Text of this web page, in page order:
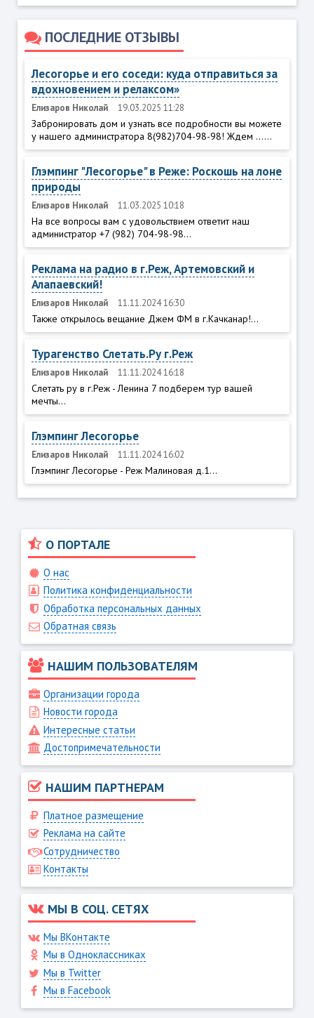
ПОСЛЕДНИЕ ОТЗЫВЫ
Лесогорье и его соседи: куда отправиться за
вдохновением и релаксом»
Елизаров Николай 19.03.2025 11:28
Забронировать дом и узнать все подробности вы можете
у нашего администратора 8(982)704-98-98! Ждем ......
Глэмпинг "Лесогорье" в Реже: Роскошь на лоне
природы
Елизаров Николай 11.03.2025 10:18
На все вопросы вам с удовольствием ответит наш
администратор +7 (982) 704-98-98...
Реклама на радио в г.Реж, Артемовский и
Алапаевский!
Елизаров Николай 11.11.2024 16:30
Также открылось вещание Джем ФМ в г.Качканар!...
Турагенство Слетать.Ру г.Реж
Елизаров Николай 11.11.2024 16:18
Слетать ру в г.Реж - Ленина 7 подберем тур вашей
мечты...
Глэмпинг Лесогорье
Елизаров Николай 11.11.2024 16:02
Глэмпинг Лесогорье - Реж Малиновая д.1...
О ПОРТАЛЕ
О нас
Политика конфиденциальности
Обработка персональных данных
Обратная связь
НАШИМ ПОЛЬЗОВАТЕЛЯМ
Организации города
Новости города
Интересные статьи
Достопримечательности
НАШИМ ПАРТНЕРАМ
Платное размещение
Реклама на сайте
Сотрудничество
Контакты
МЫ В СОЦ. СЕТЯХ
Мы ВКонтакте
Мы в Одноклассниках
Мы в Twitter
Мы в Facebook